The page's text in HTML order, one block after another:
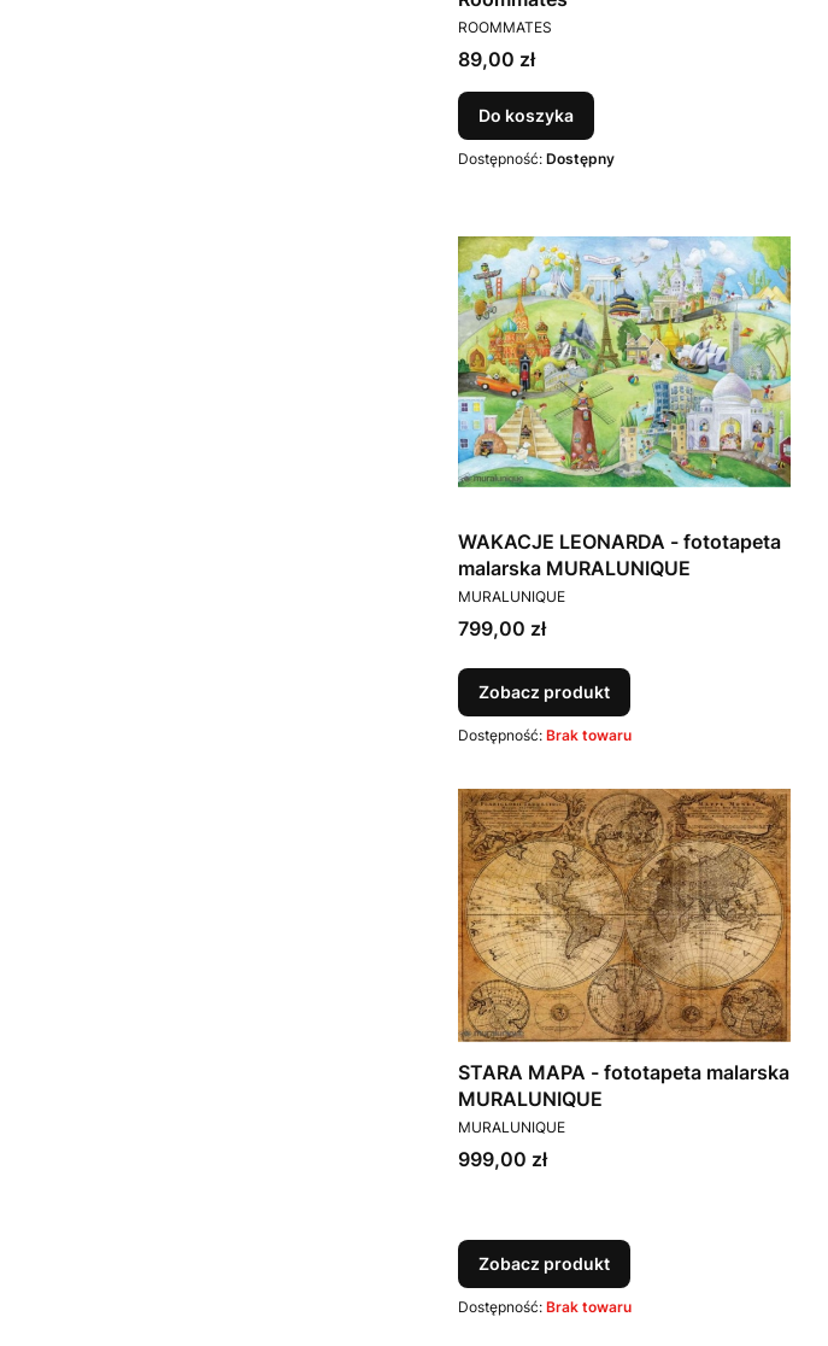
PRODUCENT
ROOMMATES
Cena
89,00 zł
Do koszyka
Dostępność: Dostępny
WAKACJE LEONARDA - fototapeta
malarska MURALUNIQUE
PRODUCENT
MURALUNIQUE
Cena
799,00 zł
Zobacz produkt
Dostępność: Brak towaru
STARA MAPA - fototapeta malarska
MURALUNIQUE
PRODUCENT
MURALUNIQUE
Cena
999,00 zł
Zobacz produkt
Dostępność: Brak towaru